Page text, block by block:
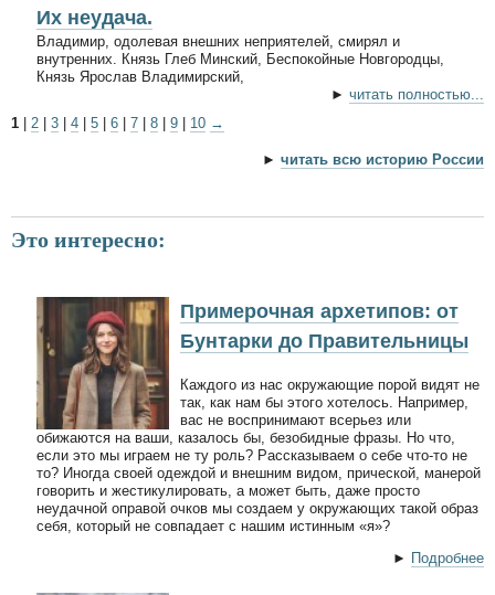
Их неудача.
Владимир, одолевая внешних неприятелей, смирял и
внутренних. Князь Глеб Минский, Беспокойные Новгородцы,
Князь Ярослав Владимирский,
► читать полностью...
1
2 3 4 5 6 7 8 9 10 →
► читать всю историю России
Это интересно:
Примерочная архетипов: от
Бунтарки до Правительницы
Каждого из нас окружающие порой видят не
так, как нам бы этого хотелось. Например,
вас не воспринимают всерьез или
обижаются на ваши, казалось бы, безобидные фразы. Но что,
если это мы играем не ту роль? Рассказываем о себе что-то не
то? Иногда своей одеждой и внешним видом, прической, манерой
говорить и жестикулировать, а может быть, даже просто
неудачной оправой очков мы создаем у окружающих такой образ
себя, который не совпадает с нашим истинным «я»?
► Подробнее